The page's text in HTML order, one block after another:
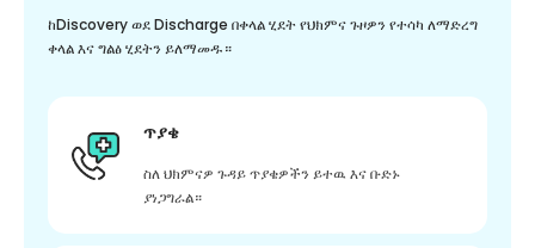
ከDiscovery ወደ Discharge በቀላል ሂደት የህክምና ጉዞዎን የተሳካ ለማድረግ
ቀላል እና ግልፅ ሂደትን ይለማመዱ።
ጥያቄ
ስለ ህክምናዎ ጉዳይ ጥያቄዎችን ይተዉ እና ቡድኑ
ያነጋግራል።